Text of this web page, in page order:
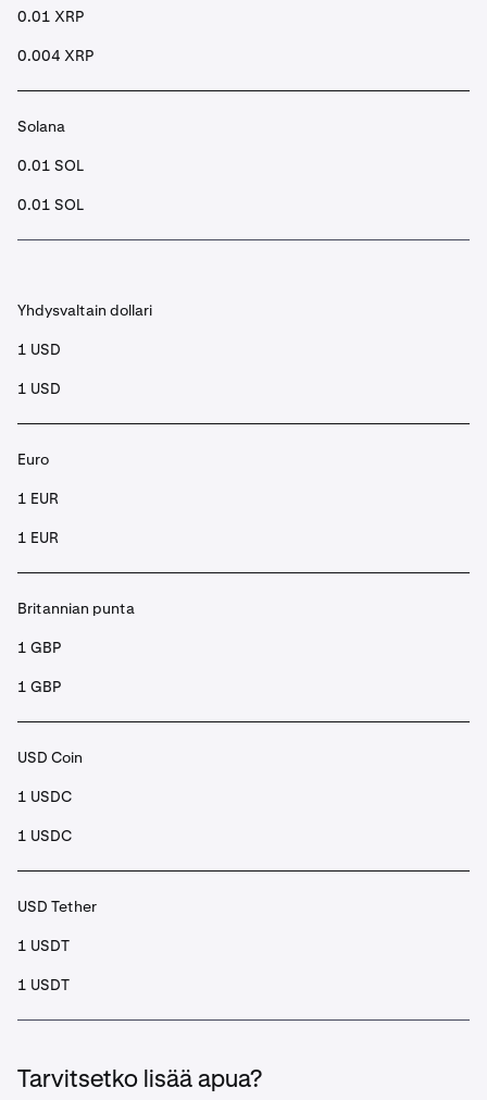
0.01 XRP
0.004 XRP
Solana
0.01 SOL
0.01 SOL
Yhdysvaltain dollari
1 USD
1 USD
Euro
1 EUR
1 EUR
Britannian punta
1 GBP
1 GBP
USD Coin
1 USDC
1 USDC
USD Tether
1 USDT
1 USDT
Tarvitsetko lisää apua?